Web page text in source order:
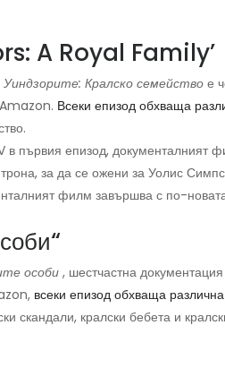
A Royal Family’
Уиндзорите: Кралско семейство е
Всеки епизод обхваща
в първия епизод, документалният
за да се ожени за Уолис
филм завършва с по-
особи , шестчастна
всеки епизод обхваща
скандали, кралски бебета и